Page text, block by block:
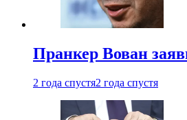
Пранкер Вован
2 года спустя2 года спустя